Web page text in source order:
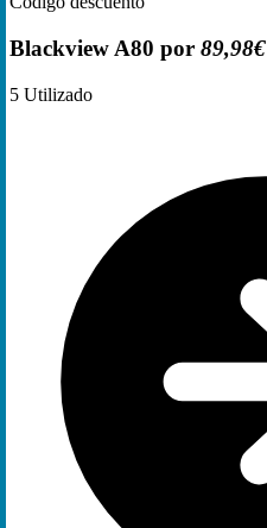
Blackview A80 por 89,98€
5 Utilizado